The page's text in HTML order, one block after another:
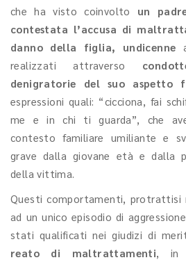
che ha visto coinvolto un
contestata l’accusa di
danno della figlia, undicenne
realizzati attraverso
denigratorie del suo aspetto
espressioni quali: “cicciona, fai
me e in chi ti guarda”, che
contesto familiare umiliante e
grave dalla giovane età e dalla
della vittima.
Questi comportamenti, protrattisi
ad un unico episodio di
stati qualificati nei giudizi di
reato di maltrattamenti, in